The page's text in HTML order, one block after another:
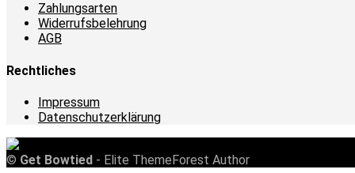
Zahlungsarten
Widerrufsbelehrung
AGB
Rechtliches
Impressum
Datenschutzerklärung
© Get Bowtied - Elite ThemeForest Author